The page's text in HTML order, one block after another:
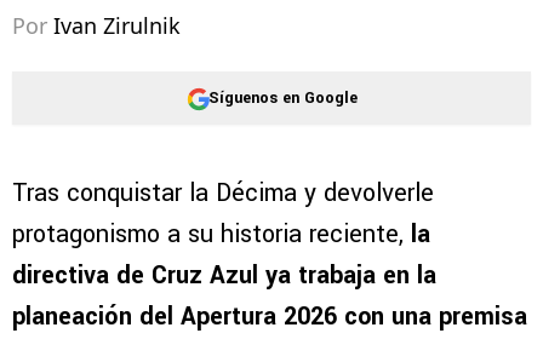
Por Ivan Zirulnik
Síguenos en Google
Tras conquistar la Décima y devolverle
protagonismo a su historia reciente, la
directiva de Cruz Azul ya trabaja en la
planeación del Apertura 2026 con una premisa